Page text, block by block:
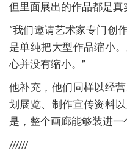
但里面展出的作品都是真
“我们邀请艺术家专门创
是单纯把大型作品缩小
心并没有缩小。”
他补充，他们同样以经
划展览、制作宣传资料
是，整个画廊能够装进一
//////